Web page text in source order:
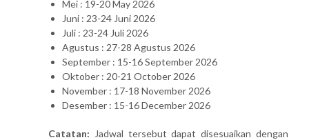
Mei : 19-20 May 2026
Juni : 23-24 Juni 2026
Juli : 23-24 Juli 2026
Agustus : 27-28 Agustus 2026
September : 15-16 September 2026
Oktober : 20-21 October 2026
November : 17-18 November 2026
Desember : 15-16 December 2026
Catatan: Jadwal tersebut dapat disesuaikan dengan